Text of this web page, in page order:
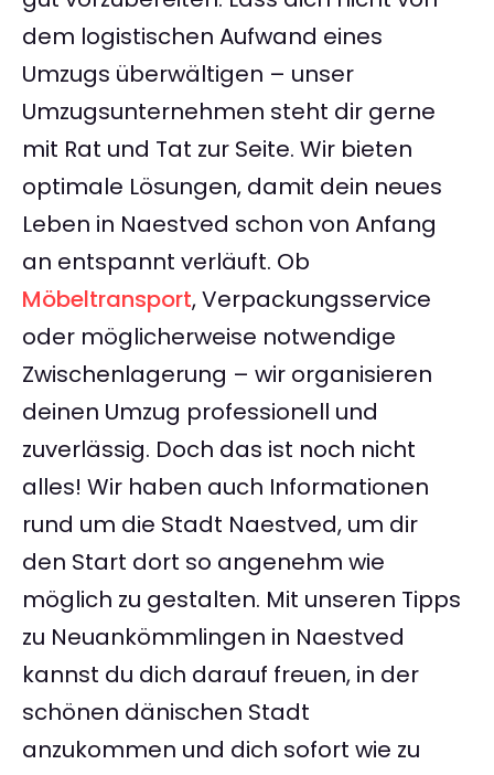
dem logistischen Aufwand eines
Umzugs überwältigen – unser
Umzugsunternehmen steht dir gerne
mit Rat und Tat zur Seite. Wir bieten
optimale Lösungen, damit dein neues
Leben in Naestved schon von Anfang
an entspannt verläuft. Ob
Möbeltransport, Verpackungsservice
oder möglicherweise notwendige
Zwischenlagerung – wir organisieren
deinen Umzug professionell und
zuverlässig. Doch das ist noch nicht
alles! Wir haben auch Informationen
rund um die Stadt Naestved, um dir
den Start dort so angenehm wie
möglich zu gestalten. Mit unseren Tipps
zu Neuankömmlingen in Naestved
kannst du dich darauf freuen, in der
schönen dänischen Stadt
anzukommen und dich sofort wie zu